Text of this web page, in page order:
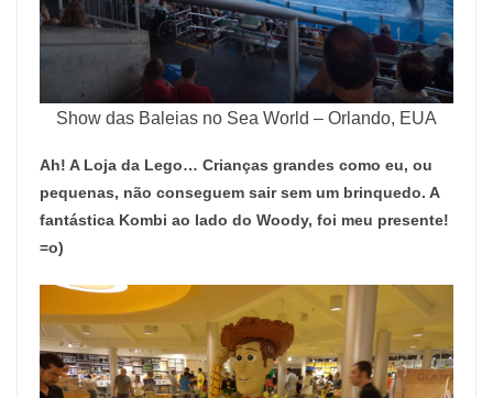
Show das Baleias no Sea World – Orlando, EUA
Ah! A Loja da Lego… Crianças grandes como eu, ou
pequenas, não conseguem sair sem um brinquedo. A
fantástica Kombi ao lado do Woody, foi meu presente!
=o)